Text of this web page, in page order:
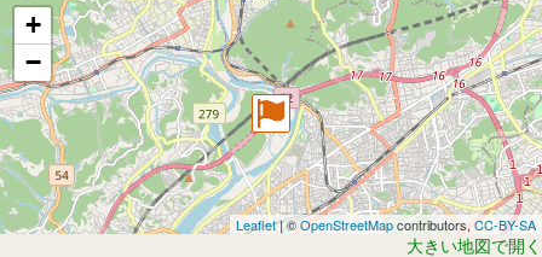
+
−
Leaflet| ©OpenStreetMapcontributors,CC-BY-SA
大きい地図で開く